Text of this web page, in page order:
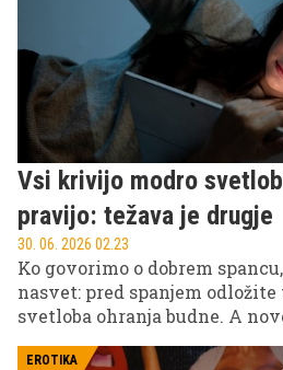
Vsi krivijo modro
pravijo: težava je drugje
30. 06. 2026 02.23
Ko govorimo o dobrem
nasvet: pred spanjem
svetloba ohranja budne. A
je zgodba nekoliko bolj
EROTIKA